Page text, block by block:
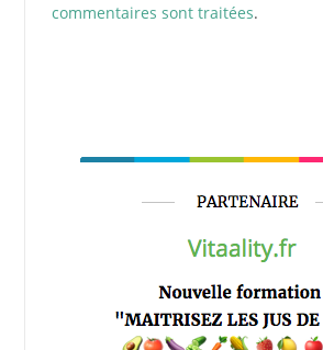
commentaires sont traitées.